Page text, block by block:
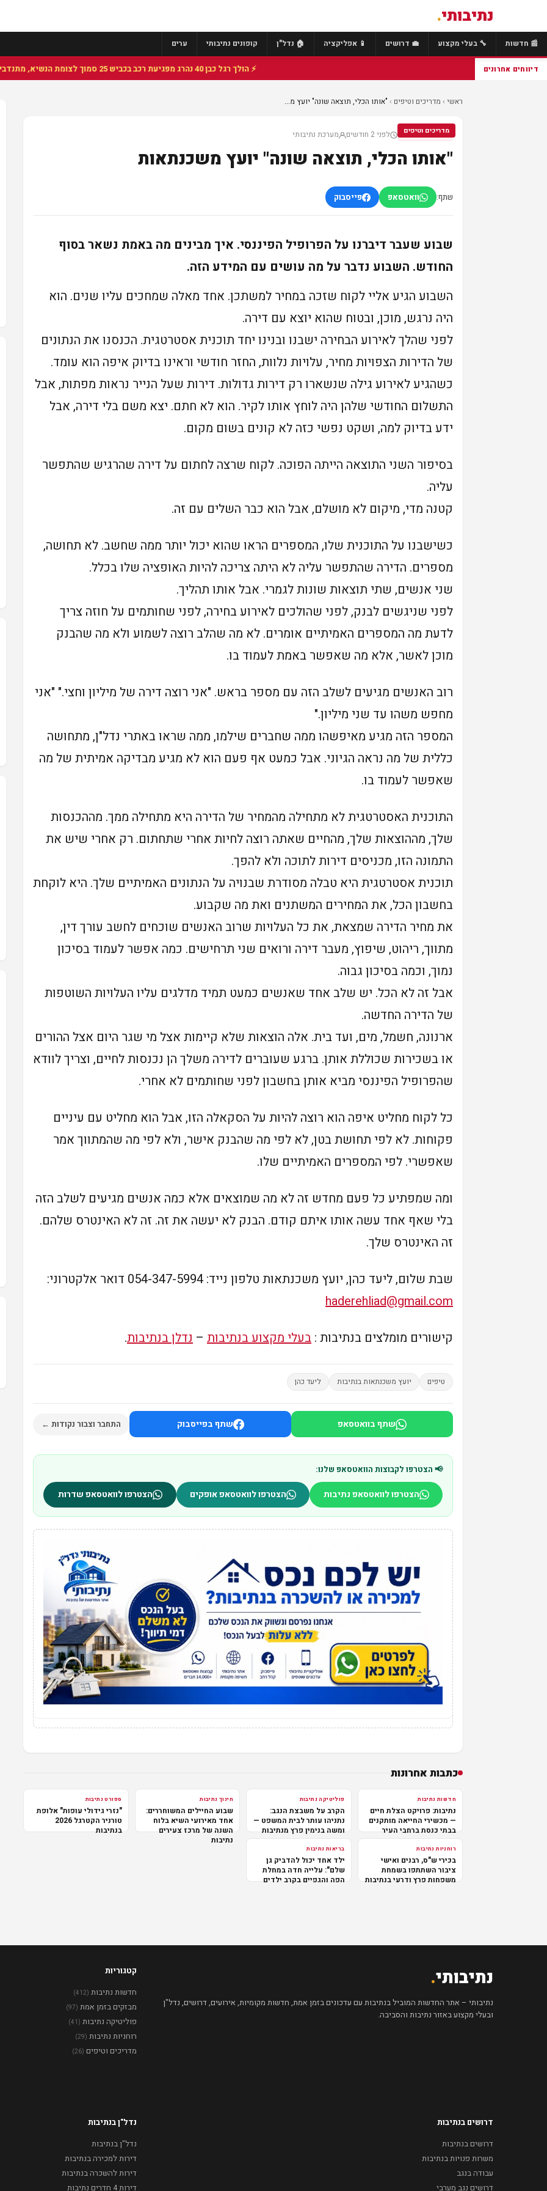
נתיבותי.
📰 חדשות 🔧 בעלי מקצוע 💼 דרושים 📱 אפליקציה 🏠 נדל"ן קופונים נתיבותי ערים
דיווחים אחרונים ⚡ הולך רגל כבן 40 נהרג מפגיעת רכב בכביש 25 סמוך לצומת הנשיא, מתנדבי זק"א פועלו בזירה
ראשי › מדריכים וטיפים › "אותו הכלי, תוצאה שונה" יועץ מ...
מדריכים וטיפים
מדריכים וטיפים לפני 2 חודשים מערכת נתיבותי
"אותו הכלי, תוצאה שונה" יועץ משכנתאות
שתף: וואטסאפ פייסבוק
שבוע שעבר דיברנו על הפרופיל הפיננסי. איך מבינים מה באמת נשאר בסוף
החודש. השבוע נדבר על מה עושים עם המידע הזה.
השבוע הגיע אליי לקוח שזכה במחיר למשתכן. אחד מאלה שמחכים עליו שנים. הוא
היה נרגש, מוכן, ובטוח שהוא יוצא עם דירה.
לפני שהלך לאירוע הבחירה ישבנו ובנינו יחד תוכנית אסטרטגית. הכנסנו את הנתונים
של הדירות הצפויות מחיר, עלויות נלוות, החזר חודשי וראינו בדיוק איפה הוא עומד.
כשהגיע לאירוע גילה שנשארו רק דירות גדולות. דירות שעל הנייר נראות מפתות, אבל
התשלום החודשי שלהן היה לוחץ אותו לקיר. הוא לא חתם. יצא משם בלי דירה, אבל
ידע בדיוק למה, ושקט נפשי כזה לא קונים בשום מקום.
בסיפור השני התוצאה הייתה הפוכה. לקוח שרצה לחתום על דירה שהרגיש שהתפשר
עליה.
קטנה מדי, מיקום לא מושלם, אבל הוא כבר השלים עם זה.
כשישבנו על התוכנית שלו, המספרים הראו שהוא יכול יותר ממה שחשב. לא תחושה,
מספרים. הדירה שהתפשר עליה לא היתה צריכה להיות האופציה שלו בכלל.
שני אנשים, שתי תוצאות שונות לגמרי. אבל אותו תהליך.
לפני שניגשים לבנק, לפני שהולכים לאירוע בחירה, לפני שחותמים על חוזה צריך
לדעת מה המספרים האמיתיים אומרים. לא מה שהלב רוצה לשמוע ולא מה שהבנק
מוכן לאשר, אלא מה שאפשר באמת לעמוד בו.
רוב האנשים מגיעים לשלב הזה עם מספר בראש. "אני רוצה דירה של מיליון וחצי." "אני
מחפש משהו עד שני מיליון."
המספר הזה מגיע מאיפשהו ממה שחברים שילמו, ממה שראו באתרי נדל"ן, מתחושה
כללית של מה נראה הגיוני. אבל כמעט אף פעם הוא לא מגיע מבדיקה אמיתית של מה
שאפשר לעמוד בו.
התוכנית האסטרטגית לא מתחילה מהמחיר של הדירה היא מתחילה ממך. מההכנסות
שלך, מההוצאות שלך, מהחיים שאתה רוצה לחיות אחרי שתחתום. רק אחרי שיש את
התמונה הזו, מכניסים דירות לתוכה ולא להפך.
תוכנית אסטרטגית היא טבלה מסודרת שבנויה על הנתונים האמיתיים שלך. היא לוקחת
בחשבון הכל, את המחירים המשתנים ואת מה שקבוע.
את מחיר הדירה שמצאת, את כל העלויות שרוב האנשים שוכחים לחשב עורך דין,
מתווך, ריהוט, שיפוץ, מעבר דירה ורואים שני תרחישים. כמה אפשר לעמוד בסיכון
נמוך, וכמה בסיכון גבוה.
אבל זה לא הכל. יש שלב אחד שאנשים כמעט תמיד מדלגים עליו העלויות השוטפות
של הדירה החדשה.
ארנונה, חשמל, מים, ועד בית. אלה הוצאות שלא קיימות אצל מי שגר היום אצל ההורים
או בשכירות שכוללת אותן. ברגע שעוברים לדירה משלך הן נכנסות לחיים, וצריך לוודא
שהפרופיל הפיננסי מביא אותן בחשבון לפני שחותמים לא אחרי.
כל לקוח מחליט איפה הוא רוצה להיות על הסקאלה הזו, אבל הוא מחליט עם עיניים
פקוחות. לא לפי תחושת בטן, לא לפי מה שהבנק אישר, ולא לפי מה שהמתווך אמר
שאפשרי. לפי המספרים האמיתיים שלו.
ומה שמפתיע כל פעם מחדש זה לא מה שמוצאים אלא כמה אנשים מגיעים לשלב הזה
בלי שאף אחד עשה אותו איתם קודם. הבנק לא יעשה את זה. זה לא האינטרס שלהם.
זה האינטרס שלך.
שבת שלום, ליעד כהן, יועץ משכנתאות טלפון נייד: 054-347-5994 דואר אלקטרוני:
haderehliad@gmail.com
קישורים מומלצים בנתיבות : בעלי מקצוע בנתיבות – נדלן בנתיבות.
טיפים יועץ משכנתאות בנתיבות ליעד כהן
שתף בוואטסאפ שתף בפייסבוק התחבר וצבור נקודות ←
📢 הצטרפו לקבוצות הוואטסאפ שלנו:
הצטרפו לוואטסאפ נתיבות הצטרפו לוואטסאפ אופקים הצטרפו לוואטסאפ שדרות
כתבות אחרונות
חדשות נתיבות
נתיבות: פרויקט הצלת חיים
— מכשירי החייאה מותקנים
בבתי כנסת ברחבי העיר
פוליטיקה נתיבות
הקרב על משבצת הנגב:
נתניהו עותר לבית המשפט —
ומשה בנימין פרץ מנתיבות
חינוך נתיבות
שבוע החיילים המשוחררים:
אחד מאירועי השיא בלוח
השנה של מרכז צעירים
נתיבות
ספורט נתיבות
"נזרי גידולי עופות" אלופת
טורניר הקטרגל 2026
בנתיבות
רוחניות נתיבות
בכירי ש"ס, רבנים ואישי
ציבור השתתפו בשמחת
משפחות פרץ ודרעי בנתיבות
בריאות נתיבות
ילד אחד יכול להדביק גן
שלם": עלייה חדה במחלת
הפה והגפיים בקרב ילדים
נתיבותי.
נתיבותי – אתר החדשות המוביל בנתיבות עם עדכונים בזמן אמת, חדשות מקומיות, אירועים, דרושים, נדל"ן
ובעלי מקצוע באזור נתיבות והסביבה.
קטגוריות
חדשות נתיבות (412)
מבזקים בזמן אמת (97)
פוליטיקה נתיבות (41)
רוחניות נתיבות (29)
מדריכים וטיפים (26)
דרושים בנתיבות
דרושים בנתיבות
משרות פנויות בנתיבות
עבודה בנגב
דרושים נגב מערבי
נדל"ן בנתיבות
נדל"ן בנתיבות
דירות למכירה בנתיבות
דירות להשכרה בנתיבות
דירות 4 חדרים נתיבות